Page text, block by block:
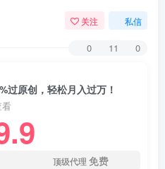
关注 私信
0 11 0
过原创，轻松月入过万！
看
顶级代理 免费